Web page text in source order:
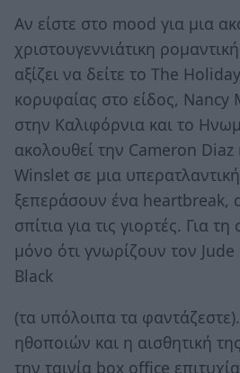
Αν είστε στο mood για μια
χριστουγεννιάτικη
αξίζει να δείτε το The
κορυφαίας στο είδος, Nancy
στην Καλιφόρνια και το
ακολουθεί την Cameron Diaz
Winslet σε μια
ξεπεράσουν ένα heartbreak,
σπίτια για τις γιορτές. Για
μόνο ότι γνωρίζουν τον Jude
Black
(τα υπόλοιπα τα
ηθοποιών και η αισθητική
την ταινία box office